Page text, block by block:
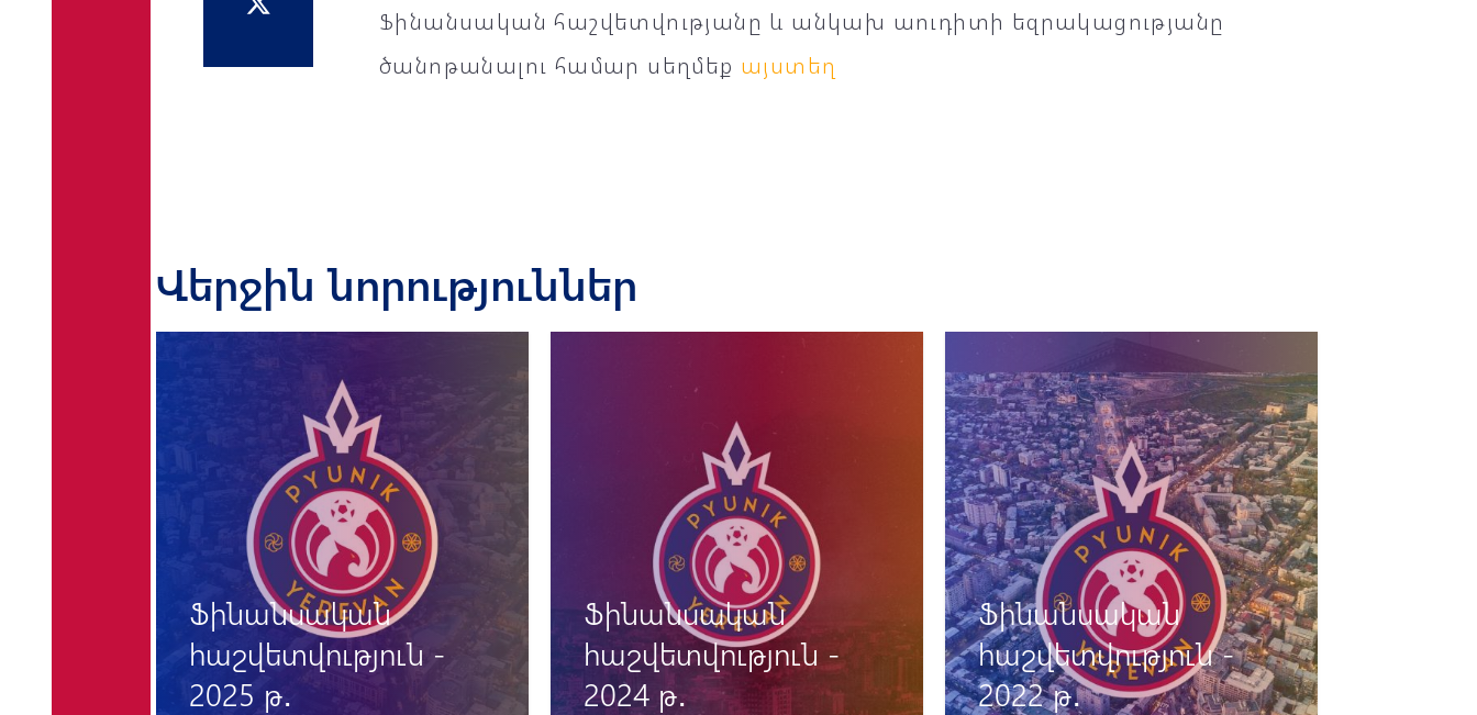
Ֆինանսական հաշվետվությանը և անկախ աուդիտի եզրակացությանը
ծանոթանալու համար սեղմեք այստեղ
Վերջին նորություններ
Ֆինանսական
հաշվետվություն -
2024 թ․
Ֆինանսական
հաշվետվություն -
2022 թ․
Ֆինանսական
հաշվետվություն -
2021թ․